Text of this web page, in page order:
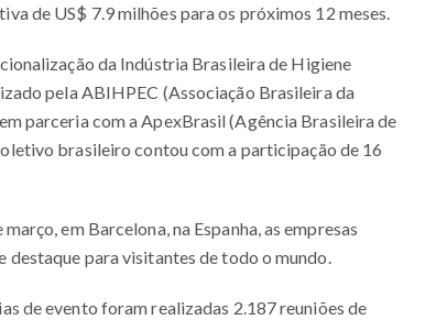
de US$ 7.9 milhões para os próximos 12 meses.
da Indústria Brasileira de Higiene
pela ABIHPEC (Associação Brasileira da
parceria com a ApexBrasil (Agência Brasileira de
brasileiro contou com a participação de 16
em Barcelona, na Espanha, as empresas
destaque para visitantes de todo o mundo.
de evento foram realizadas 2.187 reuniões de